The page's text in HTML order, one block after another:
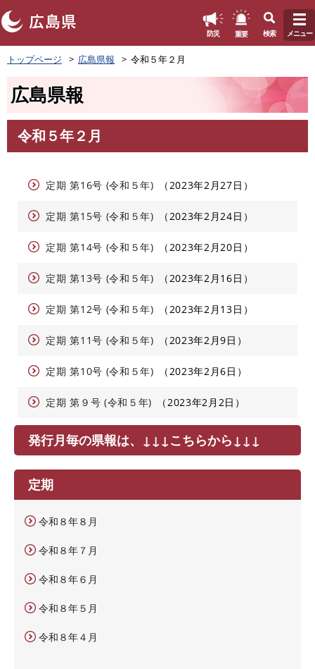
ペ
ー
頭
す
防災 重要 検索 メニュー
トップページ 広島県報 令和５年２月
広島県報
文
令和５年２月
定期 第16号 (令和５年) 2023年2月27日
定期 第15号 (令和５年) 2023年2月24日
定期 第14号 (令和５年) 2023年2月20日
定期 第13号 (令和５年) 2023年2月16日
定期 第12号 (令和５年) 2023年2月13日
定期 第11号 (令和５年) 2023年2月9日
定期 第10号 (令和５年) 2023年2月6日
定期 第９号 (令和５年) 2023年2月2日
発行月毎の県報は、↓↓↓こちらから↓↓↓
定期
令和８年８月
令和８年７月
令和８年６月
令和８年５月
令和８年４月